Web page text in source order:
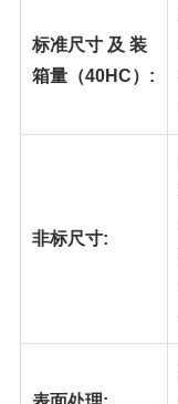
标准尺寸 及 装
箱量（40HC）:
非标尺寸: